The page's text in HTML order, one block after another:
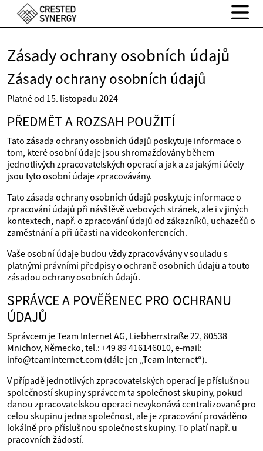
Zásady ochrany osobních údajů
Zásady ochrany osobních údajů
Platné od 15. listopadu 2024
PŘEDMĚT A ROZSAH POUŽITÍ
Tato zásada ochrany osobních údajů poskytuje informace o
tom, které osobní údaje jsou shromažďovány během
jednotlivých zpracovatelských operací a jak a za jakými účely
jsou tyto osobní údaje zpracovávány.
Tato zásada ochrany osobních údajů poskytuje informace o
zpracování údajů při návštěvě webových stránek, ale i v jiných
kontextech, např. o zpracování údajů od zákazníků, uchazečů o
zaměstnání a při účasti na videokonferencích.
Vaše osobní údaje budou vždy zpracovávány v souladu s
platnými právními předpisy o ochraně osobních údajů a touto
zásadou ochrany osobních údajů.
SPRÁVCE A POVĚŘENEC PRO OCHRANU
ÚDAJŮ
Správcem je Team Internet AG, Liebherrstraße 22, 80538
Mnichov, Německo, tel.: +49 89 416146010, e‑mail:
info@teaminternet.com (dále jen „Team Internet“).
V případě jednotlivých zpracovatelských operací je příslušnou
společností skupiny správcem ta společnost skupiny, pokud
danou zpracovatelskou operaci nevykonává centralizovaně pro
celou skupinu jedna společnost, ale je zpracování prováděno
lokálně pro příslušnou společnost skupiny. To platí např. u
pracovních žádostí.